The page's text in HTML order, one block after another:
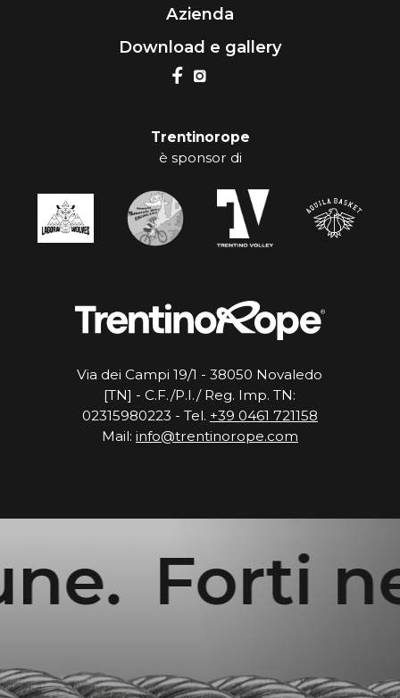
Via dei Campi 19/1 - 38050 Novaledo
[TN] - C.F./P.I./ Reg. Imp. TN:
02315980223 - Tel. +39 0461 721158
Mail: info@trentinorope.com
Trentinorope
è sponsor di
Azienda
Download e gallery
Forti